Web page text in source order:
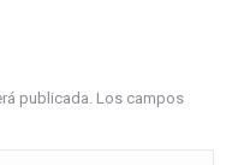
publicada. Los campos